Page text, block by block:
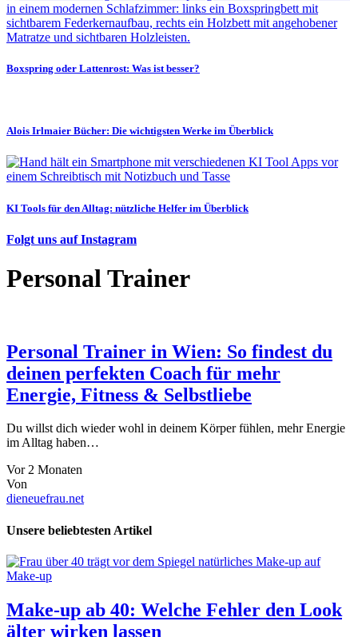
Boxspring oder Lattenrost: Was ist besser?
Alois Irlmaier Bücher: Die wichtigsten Werke im Überblick
KI Tools für den Alltag: nützliche Helfer im Überblick
Folgt uns auf Instagram
Personal Trainer
Personal Trainer in Wien: So findest du
deinen perfekten Coach für mehr
Energie, Fitness & Selbstliebe
Du willst dich wieder wohl in deinem Körper fühlen, mehr Energie
im Alltag haben…
Vor 2 Monaten
Von
dieneuefrau.net
Unsere beliebtesten Artikel
Make-up
Make-up ab 40: Welche Fehler den Look
älter wirken lassen